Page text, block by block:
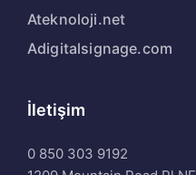
Ateknoloji.net
Adigitalsignage.com
İletişim
0 850 303 9192